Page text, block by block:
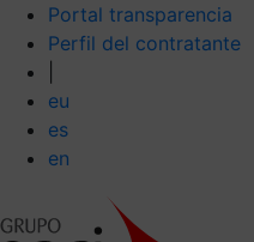
Portal transparencia
Perfil del contratante
eu
es
en